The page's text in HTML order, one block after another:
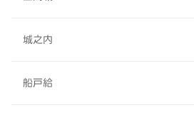
城之内
船戸給